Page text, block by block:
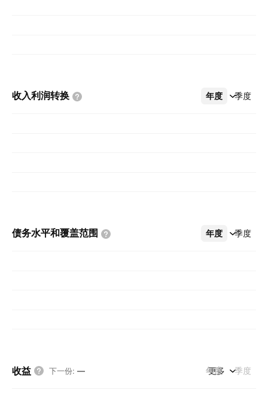
收入利润转换 年度 季度
更多
债务水平和覆盖范围 年度 季度
更多
收益 下一份: — 年度 季度
更多